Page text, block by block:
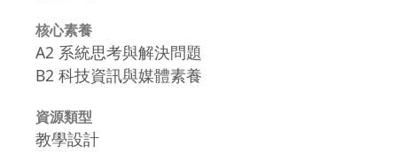
核心素養
A2 系統思考與解決問題
B2 科技資訊與媒體素養
資源類型
教學設計